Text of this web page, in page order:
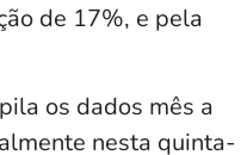
de 17%, e pela
os dados mês a
nesta quinta-